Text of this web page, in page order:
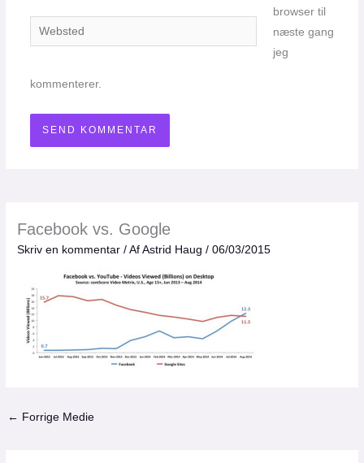
Websted
browser til
næste gang
jeg
kommenterer.
Facebook vs. Google
Skriv en kommentar / AfAstrid Haug/06/03/2015
← Forrige Medie